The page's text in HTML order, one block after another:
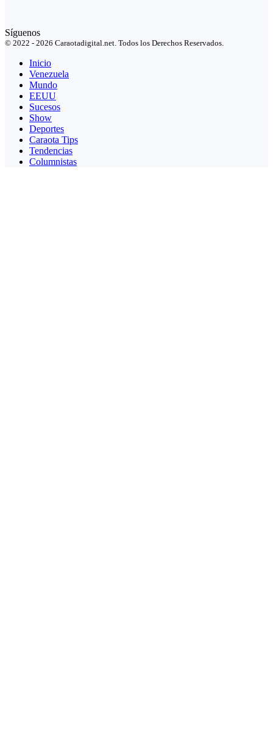
Síguenos
© 2022 - 2026 Caraotadigital.net. Todos los Derechos Reservados.
Inicio
Venezuela
Mundo
EEUU
Sucesos
Show
Deportes
Caraota Tips
Tendencias
Columnistas